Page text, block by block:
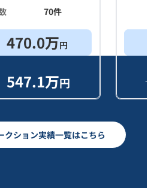
70件
470.0万円
547.1万円 セ
クション実績一覧はこちら